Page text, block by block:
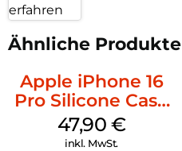
erfahren
Ähnliche Produkte
Apple iPhone 16
Pro Silicone Case
MagSafe Denim
47,90 €
inkl. MwSt.